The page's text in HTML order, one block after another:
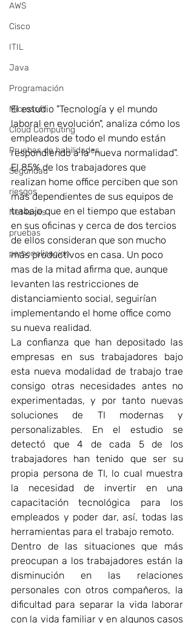
AWS
Cisco
ITIL
Java
Programación
Microsoft
Cloud Computing
Pruebas de habilidades
Seguridad
riesgos
Net4skills
pruebas
personalizacion
El estudio "Tecnología y el mundo
laboral en evolución", analiza cómo los
empleados de todo el mundo están
respondiendo a la "nueva normalidad".
El 85% de los trabajadores que
realizan home office perciben que son
más dependientes de sus equipos de
trabajo que en el tiempo que estaban
en sus oficinas y cerca de dos tercios
de ellos consideran que son mucho
más productivos en casa. Un poco
mas de la mitad afirma que, aunque
levanten las restricciones de
distanciamiento social, seguirían
implementando el home office como
su nueva realidad.
La confianza que han depositado las
empresas en sus trabajadores bajo
esta nueva modalidad de trabajo trae
consigo otras necesidades antes no
experimentadas, y por tanto nuevas
soluciones de TI modernas y
personalizables. En el estudio se
detectó que 4 de cada 5 de los
trabajadores han tenido que ser su
propia persona de TI, lo cual muestra
la necesidad de invertir en una
capacitación tecnológica para los
empleados y poder dar, así, todas las
herramientas para el trabajo remoto.
Dentro de las situaciones que más
preocupan a los trabajadores están la
disminución en las relaciones
personales con otros compañeros, la
dificultad para separar la vida laborar
con la vida familiar y en algunos casos